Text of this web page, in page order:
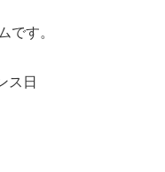
です。
ス日